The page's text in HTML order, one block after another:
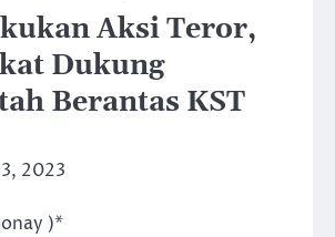
Aksi Teror,
Dukung
Berantas KST
2023
)*